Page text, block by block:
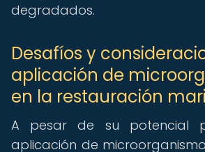
degradados.
Desafíos y
aplicación de
en la restauración
A pesar de su potencial
aplicación de